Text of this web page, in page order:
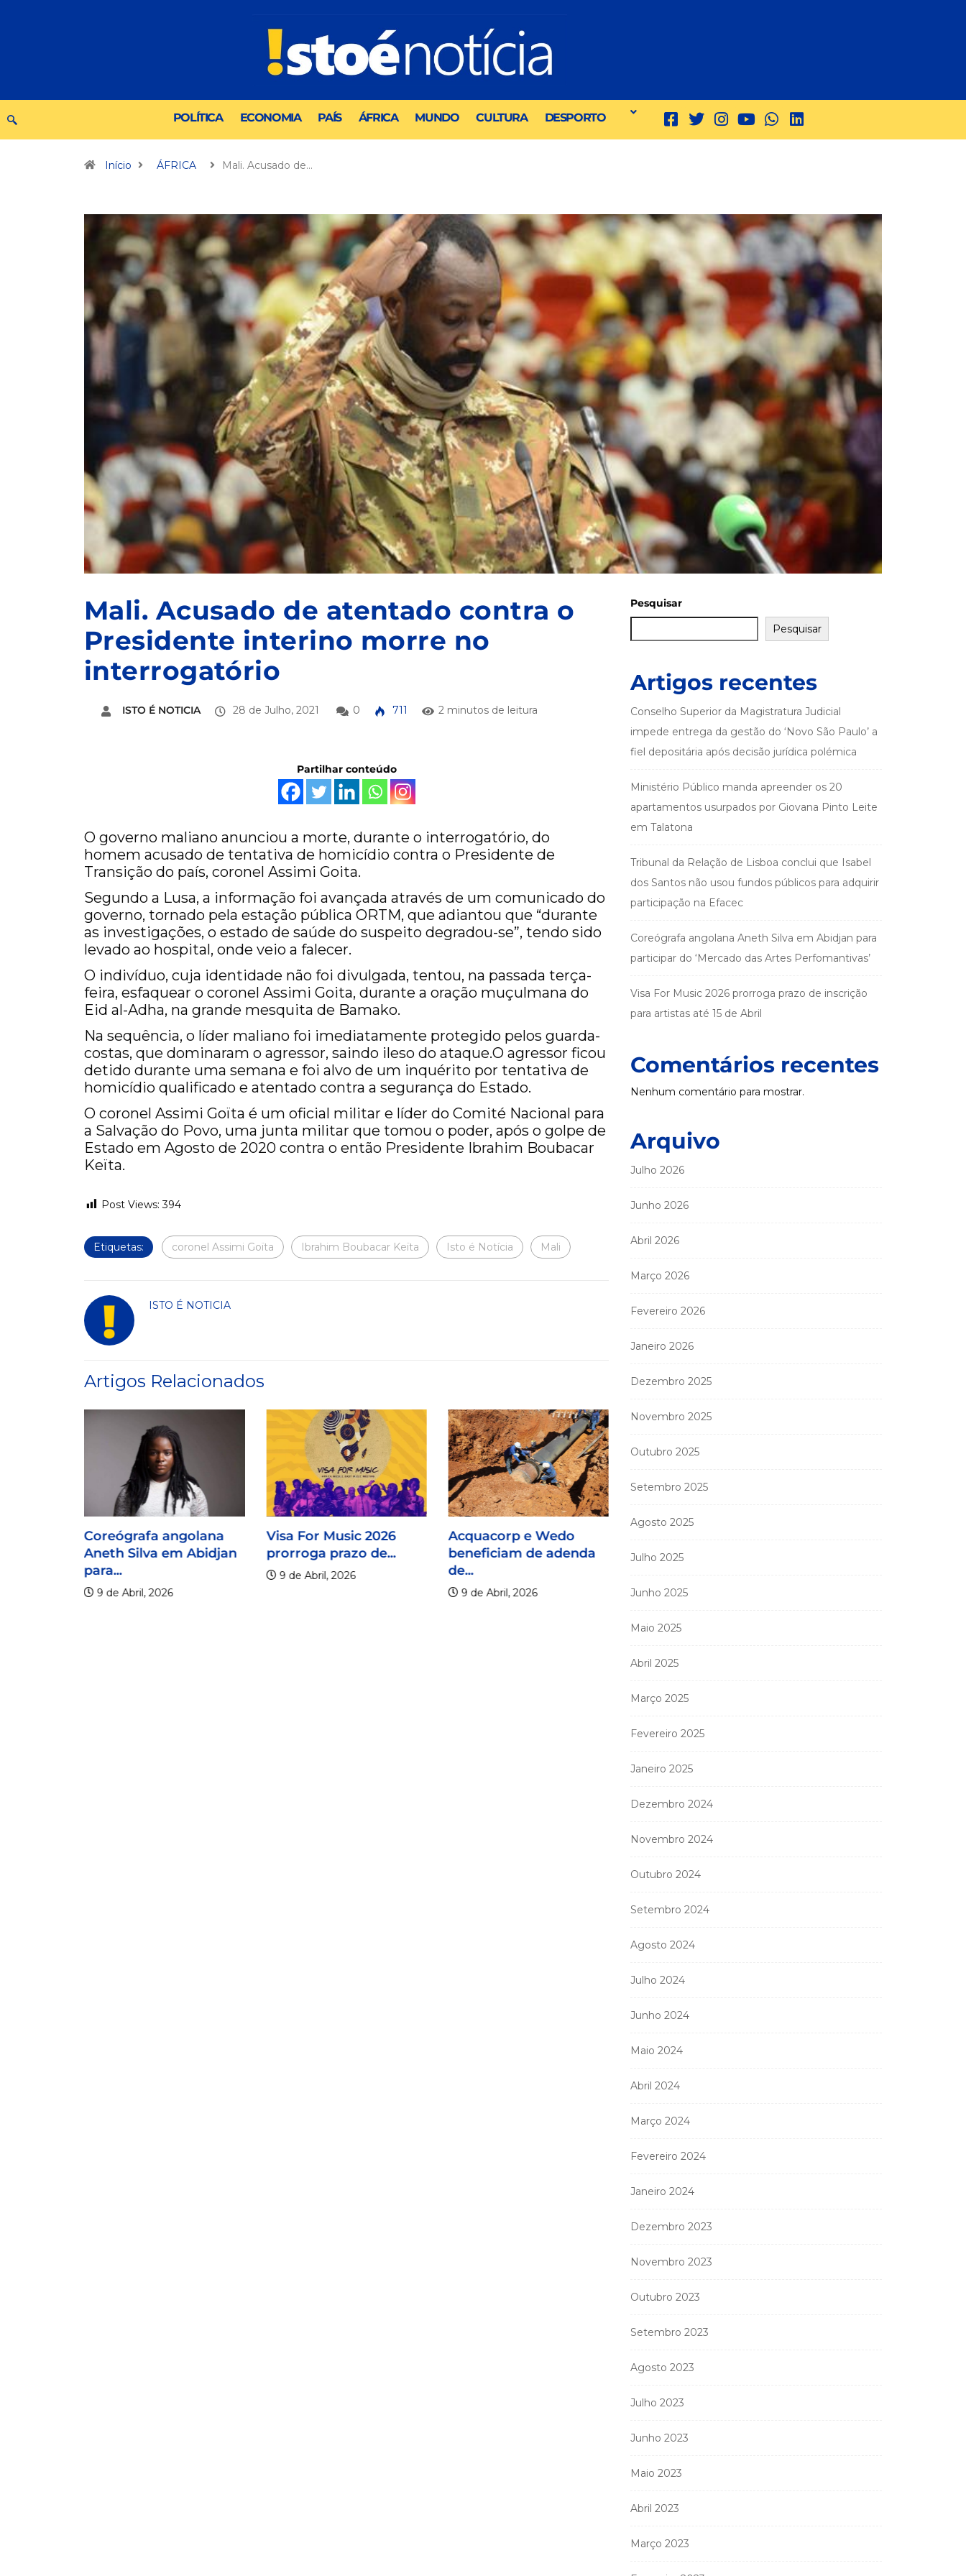
POLÍTICA ECONOMIA PAÍS ÁFRICA MUNDO CULTURA DESPORTO
Início ÁFRICA Mali. Acusado de…
Mali. Acusado de atentado contra o
Presidente interino morre no
interrogatório
ISTO É NOTICIA 28 de Julho, 2021 0 711 2 minutos de leitura
Partilhar conteúdo
O governo maliano anunciou a morte, durante o interrogatório, do
homem acusado de tentativa de homicídio contra o Presidente de
Transição do país, coronel Assimi Goita.
Segundo a Lusa, a informação foi avançada através de um comunicado do
governo, tornado pela estação pública ORTM, que adiantou que “durante
as investigações, o estado de saúde do suspeito degradou-se”, tendo sido
levado ao hospital, onde veio a falecer.
O indivíduo, cuja identidade não foi divulgada, tentou, na passada terça-
feira, esfaquear o coronel Assimi Goita, durante a oração muçulmana do
Eid al-Adha, na grande mesquita de Bamako.
Na sequência, o líder maliano foi imediatamente protegido pelos guarda-
costas, que dominaram o agressor, saindo ileso do ataque.O agressor ficou
detido durante uma semana e foi alvo de um inquérito por tentativa de
homicídio qualificado e atentado contra a segurança do Estado.
O coronel Assimi Goïta é um oficial militar e líder do Comité Nacional para
a Salvação do Povo, uma junta militar que tomou o poder, após o golpe de
Estado em Agosto de 2020 contra o então Presidente Ibrahim Boubacar
Keïta.
Post Views: 394
Etiquetas: coronel Assimi Goïta Ibrahim Boubacar Keïta Isto é Notícia Mali
ISTO É NOTICIA
Artigos Relacionados
Coreógrafa angolana
Aneth Silva em Abidjan
para...
9 de Abril, 2026
Visa For Music 2026
prorroga prazo de...
9 de Abril, 2026
Acquacorp e Wedo
beneficiam de adenda
de...
9 de Abril, 2026
Ministério Público
apartamentos...
11 de Junho, 2026
Pesquisar
Pesquisar
Artigos recentes
Conselho Superior da Magistratura Judicial
impede entrega da gestão do ‘Novo São Paulo’ a
fiel depositária após decisão jurídica polémica
Ministério Público manda apreender os 20
apartamentos usurpados por Giovana Pinto Leite
em Talatona
Tribunal da Relação de Lisboa conclui que Isabel
dos Santos não usou fundos públicos para adquirir
participação na Efacec
Coreógrafa angolana Aneth Silva em Abidjan para
participar do ‘Mercado das Artes Perfomantivas’
Visa For Music 2026 prorroga prazo de inscrição
para artistas até 15 de Abril
Comentários recentes
Nenhum comentário para mostrar.
Arquivo
Julho 2026
Junho 2026
Abril 2026
Março 2026
Fevereiro 2026
Janeiro 2026
Dezembro 2025
Novembro 2025
Outubro 2025
Setembro 2025
Agosto 2025
Julho 2025
Junho 2025
Maio 2025
Abril 2025
Março 2025
Fevereiro 2025
Janeiro 2025
Dezembro 2024
Novembro 2024
Outubro 2024
Setembro 2024
Agosto 2024
Julho 2024
Junho 2024
Maio 2024
Abril 2024
Março 2024
Fevereiro 2024
Janeiro 2024
Dezembro 2023
Novembro 2023
Outubro 2023
Setembro 2023
Agosto 2023
Julho 2023
Junho 2023
Maio 2023
Abril 2023
Março 2023